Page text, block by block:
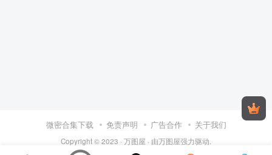
微密合集下载 免责声明 广告合作 关于我们
Copyright © 2023 · 万图屋 · 由万图屋强力驱动.